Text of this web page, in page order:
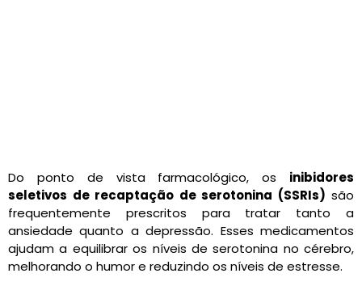
Do ponto de vista farmacológico, os inibidores
seletivos de recaptação de serotonina (SSRIs) são
frequentemente prescritos para tratar tanto a
ansiedade quanto a depressão. Esses medicamentos
ajudam a equilibrar os níveis de serotonina no cérebro,
melhorando o humor e reduzindo os níveis de estresse.